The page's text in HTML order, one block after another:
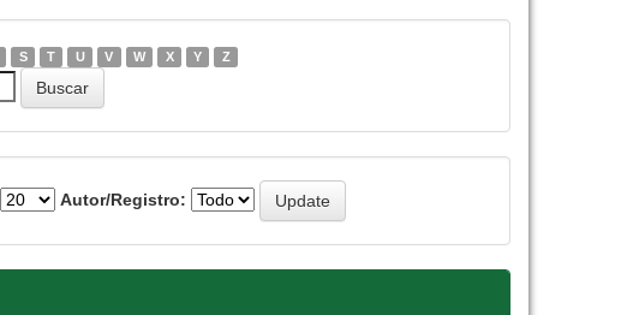
S T U V W X Y Z
Autor/Registro: